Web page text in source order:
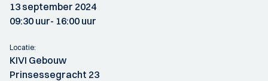
13 september 2024
09:30 uur- 16:00 uur
Locatie:
KIVI Gebouw
Prinsessegracht 23